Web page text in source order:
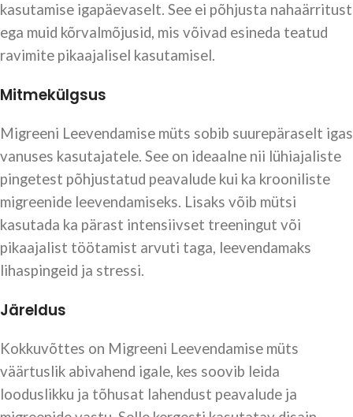
kasutamise igapäevaselt. See ei põhjusta nahaärritust
ega muid kõrvalmõjusid, mis võivad esineda teatud
ravimite pikaajalisel kasutamisel.
Mitmekülgsus
Migreeni Leevendamise müts sobib suurepäraselt igas
vanuses kasutajatele. See on ideaalne nii lühiajaliste
pingetest põhjustatud peavalude kui ka krooniliste
migreenide leevendamiseks. Lisaks võib mütsi
kasutada ka pärast intensiivset treeningut või
pikaajalist töötamist arvuti taga, leevendamaks
lihaspingeid ja stressi.
Järeldus
Kokkuvõttes on Migreeni Leevendamise müts
väärtuslik abivahend igale, kes soovib leida
looduslikku ja tõhusat lahendust peavalude ja